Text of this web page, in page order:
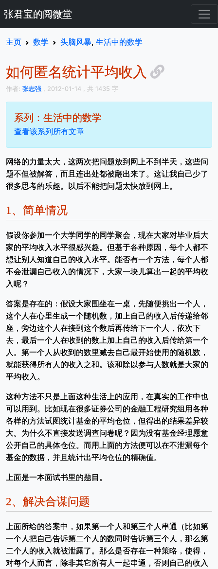
张君宝的阅微堂
主页 数学 头脑风暴, 生活中的数学
如何匿名统计平均收入
作者: 张志强 , 2012-01-14 , 共 1435 字
系列：生活中的数学
查看该系列所有文章
网络的力量太大，这两次把问题放到网上不到半天，这些问
题不但被解答，而且连出处都被翻出来了。这让我自己少了
很多思考的乐趣。以后不能把问题太快放到网上。
1、 简单情况
假设你参加一个大学同学的同学聚会，现在大家对毕业后大
家的平均收入水平很感兴趣。但基于各种原因，每个人都不
想让别人知道自己的收入水平。能否有一个方法，每个人都
不会泄漏自己收入的情况下，大家一块儿算出一起的平均收
入呢？
答案是存在的：假设大家围坐在一桌，先随便挑出一个人，
这个人在心里生成一个随机数，加上自己的收入后传递给邻
座，旁边这个人在接到这个数后再传给下一个人，依次下
去，最后一个人在收到的数上加上自己的收入后传给第一个
人。第一个人从收到的数里减去自己最开始使用的随机数，
就能获得所有人的收入之和。该和除以参与人数就是大家的
平均收入。
这种方法不只是上面这种生活上的应用，在真实的工作中也
可以用到。比如现在很多证券公司的金融工程研究组用各种
各样的方法试图统计基金的平均仓位，但得出的结果差异较
大。为什么不直接发送调查问卷呢？因为没有基金经理愿意
公开自己的具体仓位。而用上面的方法便可以在不泄漏每个
基金的数据，并且统计出平均仓位的精确值。
上面是一本面试书里的题目。
2、 解决合谋问题
上面所给的答案中，如果第一个人和第三个人串通（比如第
一个人把自己告诉第二个人的数同时告诉第三个人，那么第
二个人的收入就被泄露了。那么是否存在一种策略，使得，
对每个人而言，除非其它所有人一起串通，否则自己的收入